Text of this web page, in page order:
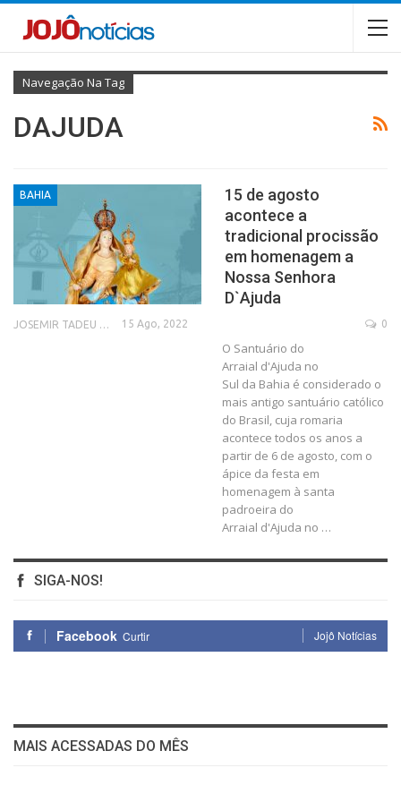
Navegação Na Tag
DAJUDA
BAHIA
15 de agosto
acontece a
tradicional procissão
em homenagem a
Nossa Senhora
D`Ajuda
15 Ago, 2022 0
O Santuário do
Arraial d'Ajuda no
Sul da Bahia é considerado o
mais antigo santuário católico
do Brasil, cuja romaria
acontece todos os anos a
partir de 6 de agosto, com o
ápice da festa em
homenagem à santa
padroeira do
Arraial d'Ajuda no …
SIGA-NOS!
Facebook Curtir Jojô Notícias
MAIS ACESSADAS DO MÊS